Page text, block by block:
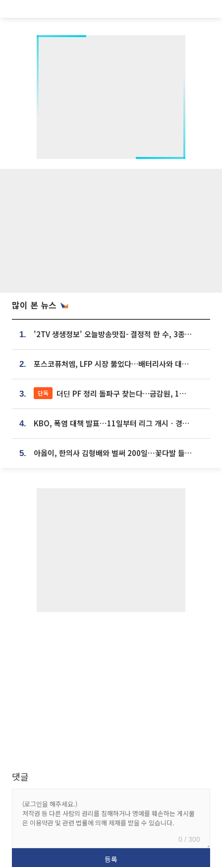
많이 본 뉴스
1. '2TV 생생정보' 오늘방송맛집- 결정적 한 수, 3종 메밀면! 메밀 소바 맛집 '의○○○○'
2. 포스코퓨처엠, LFP 시장 뚫었다…배터리사와 대규모 장기 공급 합의
3. 단독 더딘 PF 정리 돌파구 찾는다…금감원, 1년 반 만에 매각설명회 재개
4. KBO, 폭염 대책 발표⋯11일부터 리그 개시ㆍ경기 오후 7시 시작
5. 아옳이, 한의사 김형배와 벌써 200일⋯꽃다발 들고 "프러포즈 아냐"
댓글
0 / 300